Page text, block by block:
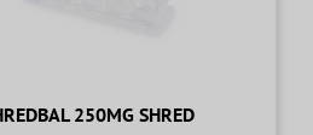
250MG SHRED